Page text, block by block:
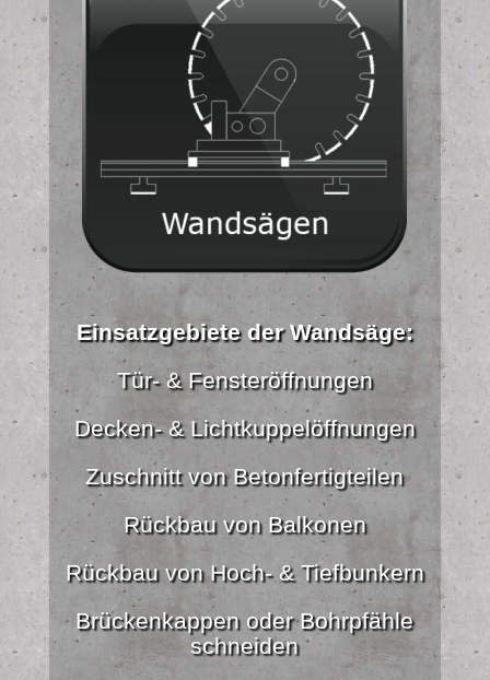
Einsatzgebiete der Wandsäge:
Tür- & Fensteröffnungen
Decken- & Lichtkuppelöffnungen
Zuschnitt von Betonfertigteilen
Rückbau von Balkonen
Rückbau von Hoch- & Tiefbunkern
Brückenkappen oder Bohrpfähle
schneiden